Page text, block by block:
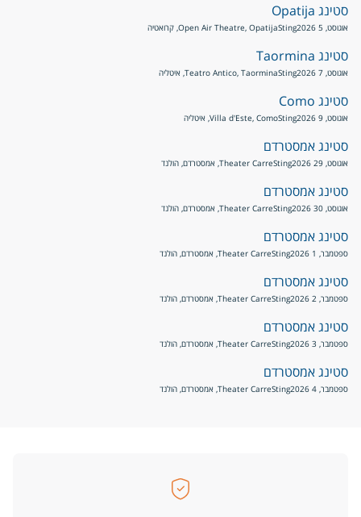
סטינג Opatija
אוגוסט, 5 2026 StingOpen Air Theatre, Opatija, קרואטיה
סטינג Taormina
אוגוסט, 7 2026 StingTeatro Antico, Taormina, איטליה
סטינג Como
אוגוסט, 9 2026 StingVilla d'Este, Como, איטליה
סטינג אמסטרדם
אוגוסט, 29 2026 StingTheater Carre, אמסטרדם, הולנד
סטינג אמסטרדם
אוגוסט, 30 2026 StingTheater Carre, אמסטרדם, הולנד
סטינג אמסטרדם
ספטמבר, 1 2026 StingTheater Carre, אמסטרדם, הולנד
סטינג אמסטרדם
ספטמבר, 2 2026 StingTheater Carre, אמסטרדם, הולנד
סטינג אמסטרדם
ספטמבר, 3 2026 StingTheater Carre, אמסטרדם, הולנד
סטינג אמסטרדם
ספטמבר, 4 2026 StingTheater Carre, אמסטרדם, הולנד